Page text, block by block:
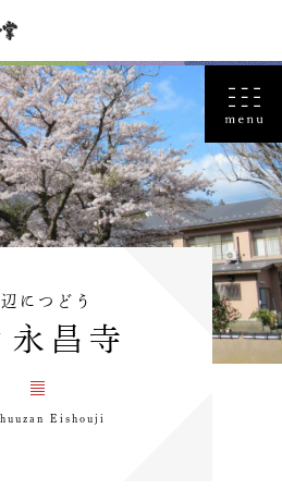
につどう
永昌寺
Eishouji